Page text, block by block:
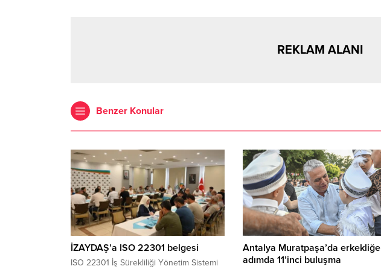
REKLAM ALANI
Benzer Konular
İZAYDAŞ’a ISO 22301 belgesi
ISO 22301 İş Sürekliliği Yönetim Sistemi
Antalya Muratpaşa’da
adımda 11’inci buluşma